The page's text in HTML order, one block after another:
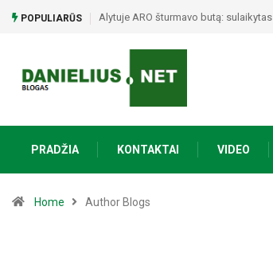
POPULIARŪS Poezijos ir bendrystės vakaras
PRADŽIA KONTAKTAI VIDEO
Home Author Blogs